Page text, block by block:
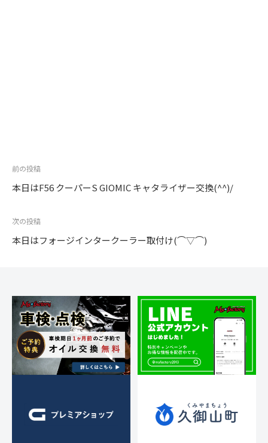
投
稿
ビ
ゲ
ョ
ン
前の投稿
本日はF56 クーパーS GIOMIC キャタライザー交換(^^)/
次の投稿
本日はフォージインタークーラー取付け(⌒▽⌒)